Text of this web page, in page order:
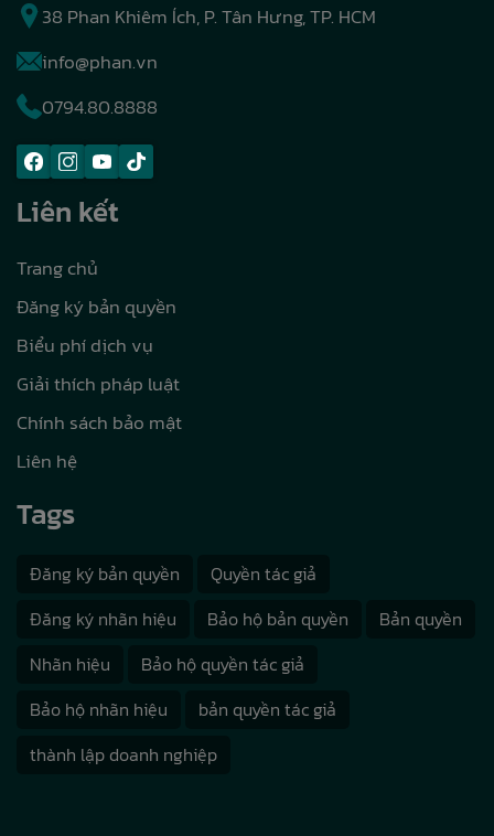
38 Phan Khiêm Ích, P. Tân Hưng, TP. HCM
info@phan.vn
0794.80.8888
Liên kết
Trang chủ
Đăng ký bản quyền
Biểu phí dịch vụ
Giải thích pháp luật
Chính sách bảo mật
Liên hệ
Tags
Đăng ký bản quyền
Quyền tác giả
Đăng ký nhãn hiệu
Bảo hộ bản quyền
Bản quyền
Nhãn hiệu
Bảo hộ quyền tác giả
Bảo hộ nhãn hiệu
bản quyền tác giả
thành lập doanh nghiệp